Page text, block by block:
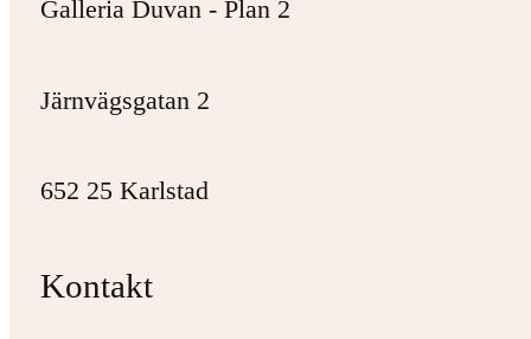
Galleria Duvan - Plan 2
Järnvägsgatan 2
652 25 Karlstad
Kontakt